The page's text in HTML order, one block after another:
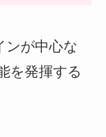
ンが中心な
を発揮する